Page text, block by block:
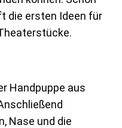
die ersten Ideen für
Handpuppe aus
Nase und die